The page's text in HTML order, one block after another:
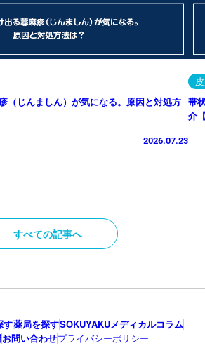
（じんましん）が気になる。原因と対処方
2026.07.23
帯
介
すべての記事へ
す薬局を探すSOKUYAKUメディカルコラム
お問い合わせプライバシーポリシー